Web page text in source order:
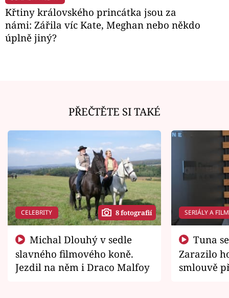
Křtiny královského princátka jsou za
námi: Zářila víc Kate, Meghan nebo někdo
úplně jiný?
PŘEČTĚTE SI TAKÉ
CELEBRITY 8 fotografií
slavného filmového koně.
Jezdil na něm i Draco Malfoy
SERIÁLY A
Zarazilo
smlouvě